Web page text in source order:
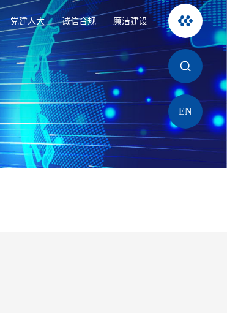
党建人大 诚信合规 廉洁建设
EN